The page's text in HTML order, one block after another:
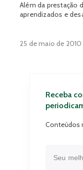
Além da prestação
aprendizados e
25 de maio de 2010
Receba
Conteúdos